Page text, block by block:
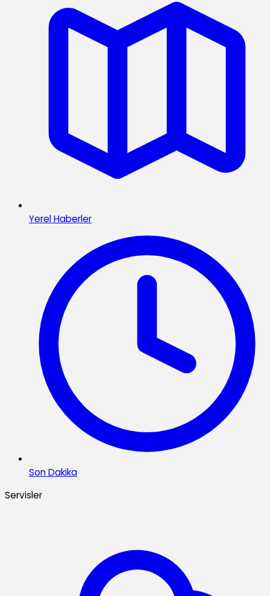
Yerel Haberler
Son Dakika
Servisler